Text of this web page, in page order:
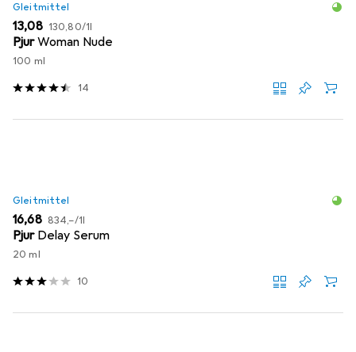
Gleitmittel
EUR
13,08 EUR
130,80/1l
PjurWoman Nude
100 ml
14
Gleitmittel
EUR
16,68 EUR
834,–/1l
Pjur Delay Serum
20 ml
10